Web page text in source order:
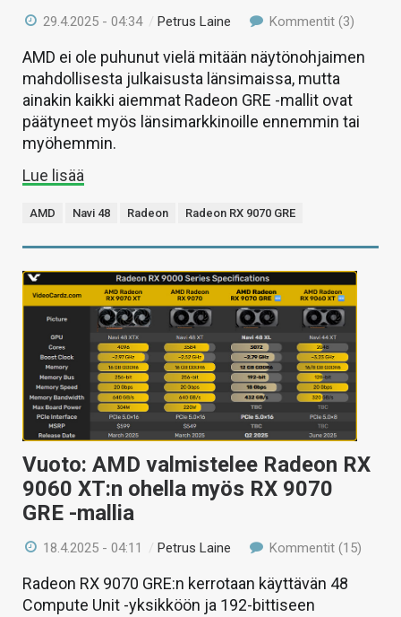
29.4.2025 - 04:34 /Petrus Laine Kommentit (3)
AMD ei ole puhunut vielä mitään näytönohjaimen
mahdollisesta julkaisusta länsimaissa, mutta
ainakin kaikki aiemmat Radeon GRE -mallit ovat
päätyneet myös länsimarkkinoille ennemmin tai
myöhemmin.
Lue lisää
AMD Navi 48 Radeon Radeon RX 9070 GRE
Vuoto: AMD valmistelee Radeon RX
9060 XT:n ohella myös RX 9070
GRE -mallia
18.4.2025 - 04:11 / Petrus Laine Kommentit (15)
Radeon RX 9070 GRE:n kerrotaan käyttävän 48
Compute Unit -yksikköön ja 192-bittiseen